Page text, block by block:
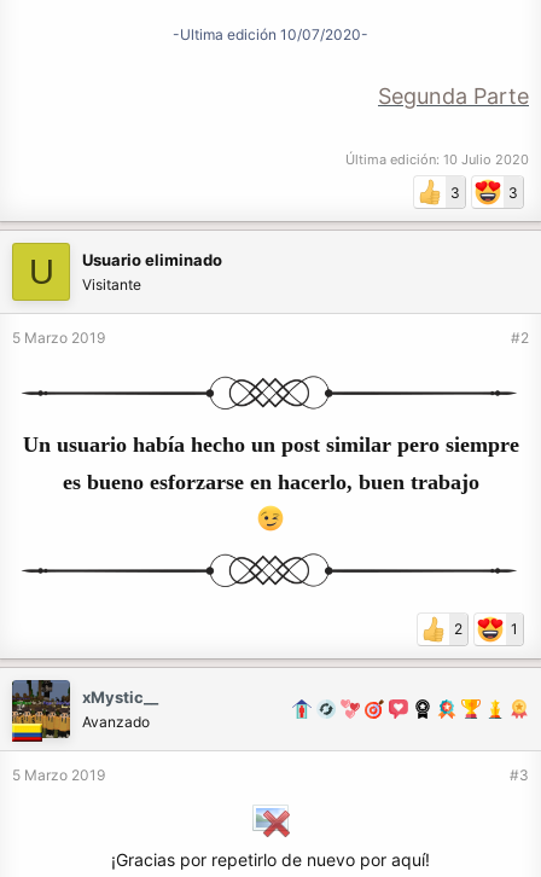
-Ultima edición 10/07/2020-
Segunda Parte
Última edición: 10 Julio 2020
3 3
U Usuario eliminado
Visitante
5 Marzo 2019 #2
Un usuario había hecho un post similar pero siempre
es bueno esforzarse en hacerlo, buen trabajo
2 1
xMystic__
Avanzado
5 Marzo 2019 #3
¡Gracias por repetirlo de nuevo por aquí!